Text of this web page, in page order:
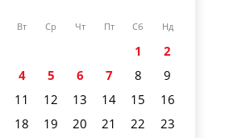
Вт Ср Чт Пт Сб Нд
1
2
4 5 6 7 8
9
11 12 13 14 15
16
18 19 20 21 22
23